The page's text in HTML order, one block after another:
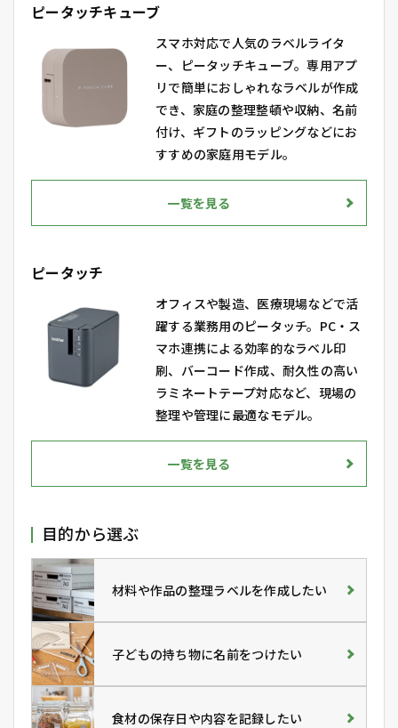
ピータッチキューブ
スマホ対応で人気のラベルライタ
ー、ピータッチキューブ。専用アプ
リで簡単におしゃれなラベルが作成
でき、家庭の整理整頓や収納、名前
付け、ギフトのラッピングなどにお
すすめの家庭用モデル。
一覧を見る
ピータッチ
オフィスや製造、医療現場などで活
躍する業務用のピータッチ。PC・ス
マホ連携による効率的なラベル印
刷、バーコード作成、耐久性の高い
ラミネートテープ対応など、現場の
整理や管理に最適なモデル。
一覧を見る
目的から選ぶ
材料や作品の整理ラベルを作成したい
子どもの持ち物に名前をつけたい
食材の保存日や内容を記録したい